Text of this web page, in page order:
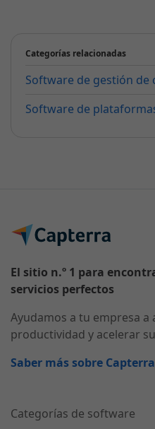
Categorías relacionadas
Software de gestión de
Software de
El sitio n.º 1 para
servicios perfectos
Ayudamos a tu empresa
productividad y acelerar
Saber más sobre Capterra
Categorías de software